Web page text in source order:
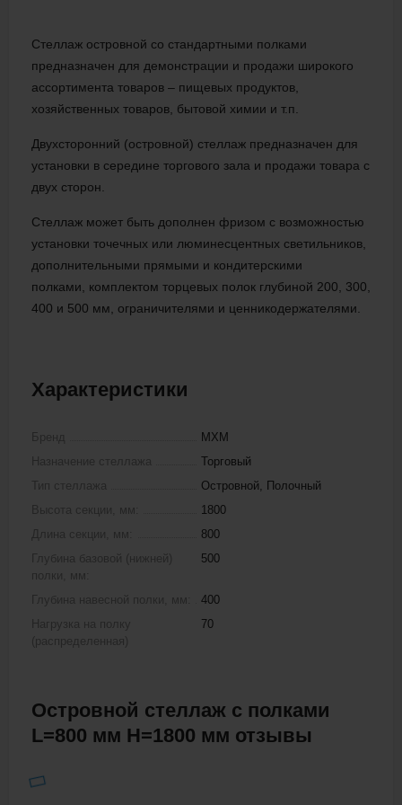
Стеллаж островной со стандартными полками
предназначен для демонстрации и продажи широкого
ассортимента товаров – пищевых продуктов,
хозяйственных товаров, бытовой химии и т.п.
Двухсторонний (островной) стеллаж предназначен для
установки в середине торгового зала и продажи товара с
двух сторон.
Стеллаж может быть дополнен фризом с возможностью
установки точечных или люминесцентных светильников,
дополнительными прямыми и кондитерскими
полками, комплектом торцевых полок глубиной 200, 300,
400 и 500 мм, ограничителями и ценникодержателями.
Характеристики
Бренд
МХМ
Назначение стеллажа
Торговый
Тип стеллажа
Островной, Полочный
Высота секции, мм:
1800
Длина секции, мм:
800
Глубина базовой (нижней)
полки, мм:
500
Глубина навесной полки, мм:
400
Нагрузка на полку
(распределенная)
70
Островной стеллаж с полками
L=800 мм H=1800 мм отзывы